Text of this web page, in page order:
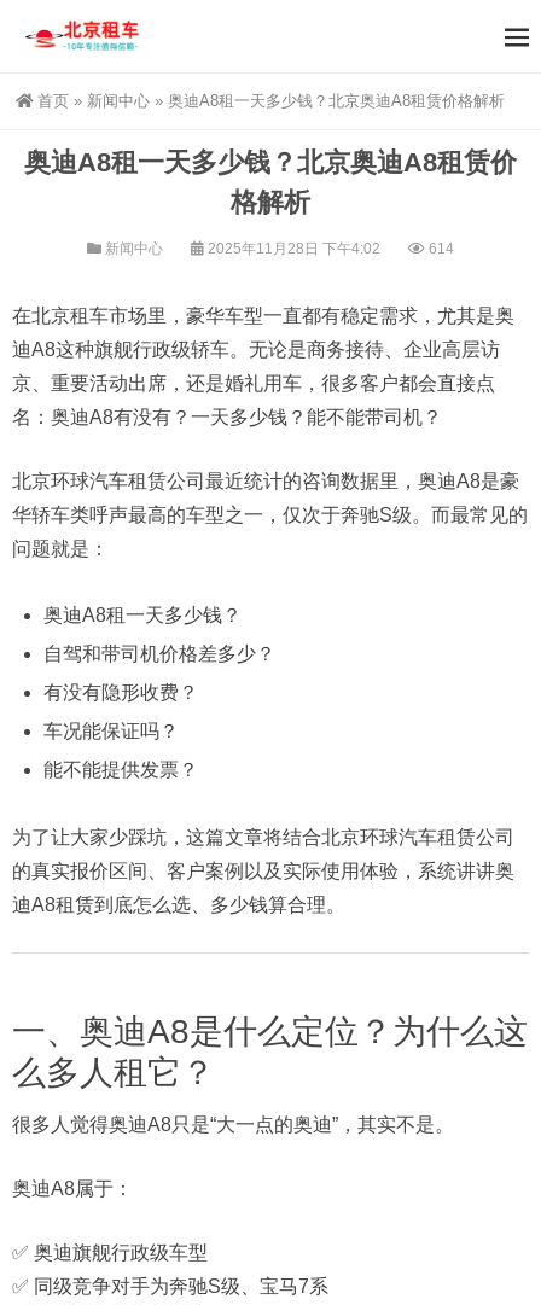
首页 » 新闻中心 » 奥迪A8租一天多少钱？北京奥迪A8租赁价格解析
奥迪A8租一天多少钱？北京奥迪A8租赁价
格解析
新闻中心 2025年11月28日 下午4:02 614
在北京租车市场里，豪华车型一直都有稳定需求，尤其是奥
迪A8这种旗舰行政级轿车。无论是商务接待、企业高层访
京、重要活动出席，还是婚礼用车，很多客户都会直接点
名：奥迪A8有没有？一天多少钱？能不能带司机？
北京环球汽车租赁公司最近统计的咨询数据里，奥迪A8是豪
华轿车类呼声最高的车型之一，仅次于奔驰S级。而最常见的
问题就是：
奥迪A8租一天多少钱？
自驾和带司机价格差多少？
有没有隐形收费？
车况能保证吗？
能不能提供发票？
为了让大家少踩坑，这篇文章将结合北京环球汽车租赁公司
的真实报价区间、客户案例以及实际使用体验，系统讲讲奥
迪A8租赁到底怎么选、多少钱算合理。
一、奥迪A8是什么定位？为什么这
么多人租它？
很多人觉得奥迪A8只是“大一点的奥迪”，其实不是。
奥迪A8属于：
✅ 奥迪旗舰行政级车型
✅ 同级竞争对手为奔驰S级、宝马7系